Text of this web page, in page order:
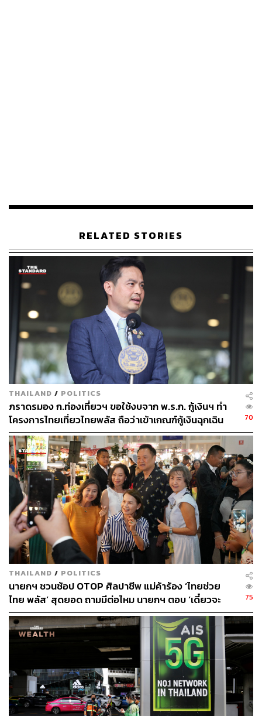
การบริหารต้นทุน โดยสามารถตรวจสอบราคาสินค้ากับ
ถึงแหล่งสินเชื่อในระบบ ลดการพึ่งพาหนี้นอกระบบ
เอกนิติ ยืนยันว่า วิกฤตครั้งนี้แตกต่างจากที่ผ่านมา เพราะเป็น
วิกฤตค่าครองชีพที่กระทบคนส่วนใหญ่ โดยเฉพาะคนตัวเล็ก
ตัวน้อย มนุษย์เงินเดือน และผู้ที่ไม่มีเงินสำรองรองรับ รัฐบาล
จึงต้องช่วยประคองประชาชนให้ผ่านวิกฤตครั้งนี้ไปด้วยกัน
นอกจากนี้ ที่ประชุม ครม. ยังหารือกรณี พ.ร.ก.กู้เงิน ที่ศาล
รัฐธรรมนูญรับคำร้องไว้ โดย ครม. ได้รับหนังสือให้ชี้แจงข้อ
เท็จจริง และมอบหมายให้ ปกรณ์ นิลประพันธ์ รองนายก
รัฐมนตรีฝ่ายกฎหมาย และกระทรวงการคลัง เป็นผู้ชี้แจง
พร้อมยืนยันว่า พ.ร.ก. ดังกล่าวมีผลบังคับใช้แล้ว หลังประกาศ
ในราชกิจจานุเบกษา ส่วนกระบวนการพิจารณาคำร้องเป็น
ไปตามขั้นตอนทางกฎหมาย
สำหรับการลงทะเบียนประชาชนที่เคยเข้าร่วมโครงการเดิม
จะยืนยันสิทธิผ่านระบบอีกครั้ง และได้รับผลตอบกลับทันที
ส่วนผู้ลงทะเบียนใหม่จะต้องดำเนินการตามขั้นตอน และรอ
การตรวจสอบข้อมูลกับกรมการปกครองประมาณ 3 วัน
ด้าน ลวรณ แสงสนิท ปลัดกระทรวงการคลัง กล่าวว่า
โครงการไทยช่วยไทยพลัส จะช่วยเหลือประชาชนมากกว่า
43 ล้านคน โดยกลุ่มผู้ถือบัตรสวัสดิการแห่งรัฐ 13.2 ล้านคน
จะได้รับเงินเพิ่มจาก 300 บาท เป็น 1,000 บาทต่อเดือน ตั้งแต่
เดือน มิ.ย.-ก.ย. 2569 สำหรับซื้อสินค้าอุปโภคบริโภคผ่าน
ร้านธงฟ้า
ส่วนประชาชนทั่วไป รัฐบาลจะช่วยบรรเทาภาระผ่าน
โครงการ 60:40 วงเงินคนละ 1,000 บาท ครอบคลุมไม่เกิน
30 ล้านคน ระยะเวลา 4 เดือน ตั้งแต่ มิ.ย.-ก.ย. 2569
ลวรณ ย้ำว่า โครงการ 60:40 ไม่ใช่มาตรการกระตุ้น
เศรษฐกิจ แต่เป็นมาตรการบรรเทาภาระค่าครองชีพ โดยแตก
ต่างจาก “คนละครึ่ง” เดิม เพราะรัฐบาลออกให้ 60% และ
ประชาชนร่วมจ่าย 40%
RELATED STORIES
THAILAND / POLITICS
ภราดรมอง ก.ท่องเที่ยวฯ ขอใช้งบจาก พ.ร.ก. กู้เงินฯ ทำ
โครงการไทยเที่ยวไทยพลัส ถือว่าเข้าเกณฑ์กู้เงินฉุกเฉิน
70
THAILAND / POLITICS
นายกฯ ชวนช้อป OTOP ศิลปาชีพ แม่ค้าร้อง ‘ไทยช่วย
ไทย พลัส’ สุดยอด ถามมีต่อไหม นายกฯ ตอบ ‘เดี๋ยวจะ
พยายาม’
75